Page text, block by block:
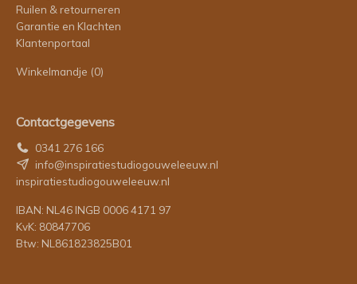
Ruilen & retourneren
Garantie en Klachten
Klantenportaal
Winkelmandje (0)
Contactgegevens
0341 276 166
info@inspiratiestudiogouweleeuw.nl
inspiratiestudiogouweleeuw.nl
IBAN: NL46 INGB 0006 4171 97
KvK: 80847706
Btw: NL861823825B01